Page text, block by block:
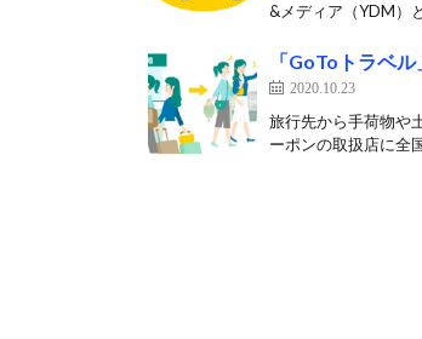
&メディア（YDM）
「GoToトラベ
2020.10.23
旅行先から手荷物や
ーポンの取扱店に全